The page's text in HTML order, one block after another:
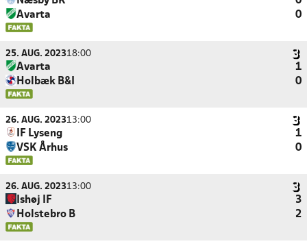
Avarta
0
25. AUG. 202318:00
Avarta
1
Holbæk B&I
0
26. AUG. 202313:00
IF Lyseng
1
VSK Århus
0
26. AUG. 202313:00
Ishøj IF
3
Holstebro B
2